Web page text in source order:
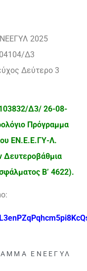
2025
Δ3
Δεύτερο 3
Δ3/ 26-08-
Πρόγραμμα
ΕΝ.Ε.Ε.ΓΥ-Λ.
Δευτεροβάθμια
Β’ 4622).
ΕΝΕΕΓΥΛ